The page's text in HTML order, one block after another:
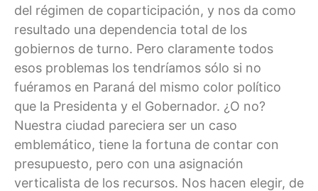
del régimen de coparticipación, y nos da como
resultado una dependencia total de los
gobiernos de turno. Pero claramente todos
esos problemas los tendríamos sólo si no
fuéramos en Paraná del mismo color político
que la Presidenta y el Gobernador. ¿O no?
Nuestra ciudad pareciera ser un caso
emblemático, tiene la fortuna de contar con
presupuesto, pero con una asignación
verticalista de los recursos. Nos hacen elegir, de